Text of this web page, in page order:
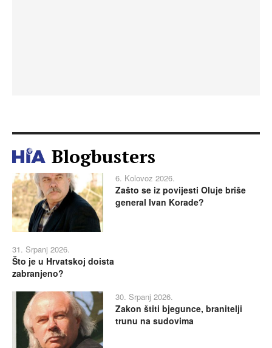
Blogbusters
6. Kolovoz 2026.
Zašto se iz povijesti Oluje briše
general Ivan Korade?
31. Srpanj 2026.
Što je u Hrvatskoj doista
zabranjeno?
30. Srpanj 2026.
Zakon štiti bjegunce, branitelji
trunu na sudovima